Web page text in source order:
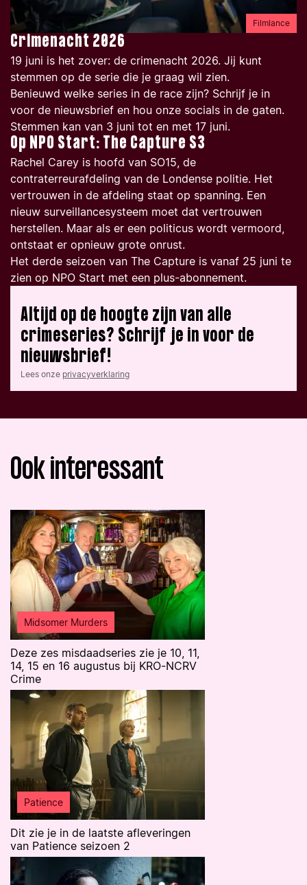
Filmlance
Crimenacht 2026
19 juni is het zover: de crimenacht 2026. Jij kunt
stemmen op de serie die je graag wil zien.
Benieuwd welke series in de race zijn? Schrijf je in
voor de nieuwsbrief en hou onze socials in de gaten.
Stemmen kan van 3 juni tot en met 17 juni.
Op NPO Start: The Capture S3
Rachel Carey is hoofd van SO15, de
contraterreurafdeling van de Londense politie. Het
vertrouwen in de afdeling staat op spanning. Een
nieuw surveillancesysteem moet dat vertrouwen
herstellen. Maar als er een politicus wordt vermoord,
ontstaat er opnieuw grote onrust.
Het derde seizoen van The Capture is vanaf 25 juni te
zien op NPO Start met een plus-abonnement.
Altijd op de hoogte zijn van alle
crimeseries? Schrijf je in voor de
nieuwsbrief!
Lees onze privacyverklaring
Ook interessant
Midsomer Murders
Deze zes misdaadseries zie je 10, 11,
14, 15 en 16 augustus bij KRO-NCRV
Crime
Patience
Dit zie je in de laatste afleveringen
van Patience seizoen 2